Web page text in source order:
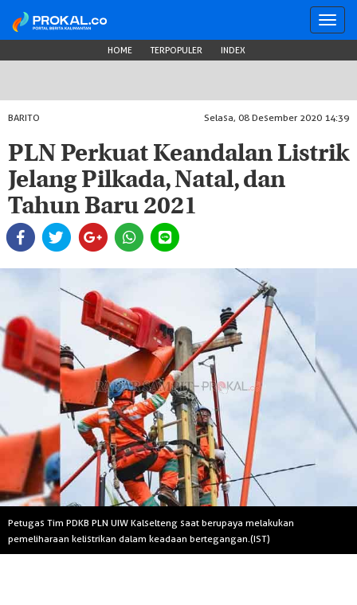
HOME TERPOPULER INDEX
BARITO Selasa, 08 Desember 2020 14:39
PLN Perkuat Keandalan Listrik
Jelang Pilkada, Natal, dan
Tahun Baru 2021
Petugas Tim PDKB PLN UIW Kalselteng saat berupaya melakukan
pemeliharaan kelistrikan dalam keadaan bertegangan.(IST)